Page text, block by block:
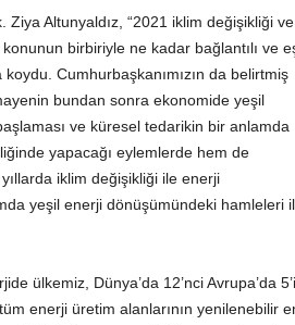
Altunyaldız, “2021 iklim değişikliği ve
birbiriyle ne kadar bağlantılı ve
Cumhurbaşkanımızın da belirtmiş
bundan sonra ekonomide yeşil
ve küresel tedarikin bir anlamda
yapacağı eylemlerde hem de
iklim değişikliği ile enerji
yeşil enerji dönüşümündeki hamleleri
ülkemiz, Dünya’da 12’nci Avrupa’da
enerji üretim alanlarının yenilenebilir